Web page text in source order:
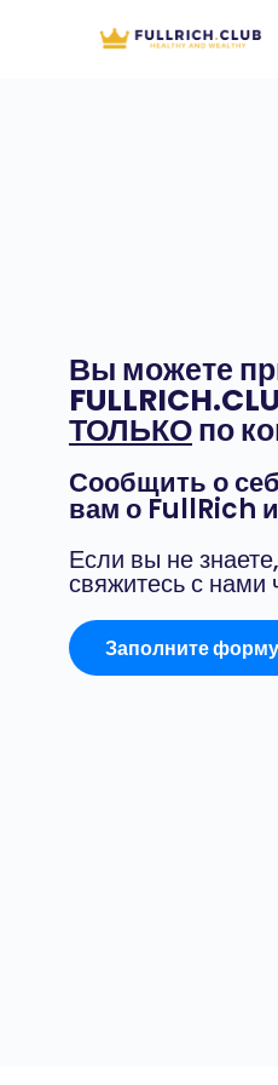
Вы можете
ТОЛЬКОпо
Сообщить о
вам о FullRich
Если вы не
свяжитесь с нами
Заполните форму